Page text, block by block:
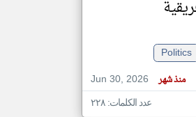
Politics
Jun 30, 2026
منذ شهر
عدد الكلمات: ٢٢٨